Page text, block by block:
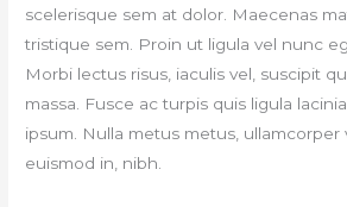
scelerisque sem at dolor. Maecenas
tristique sem. Proin ut ligula vel nunc
Morbi lectus risus, iaculis vel, suscipit
massa. Fusce ac turpis quis ligula
ipsum. Nulla metus metus, ullamcorper
euismod in, nibh.